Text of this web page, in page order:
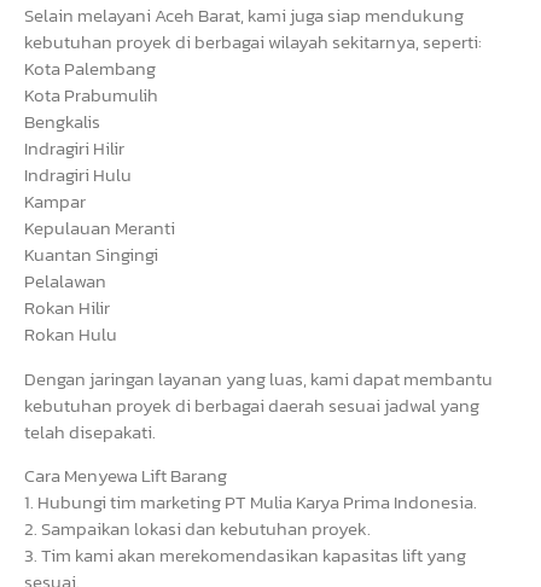
Selain melayani Aceh Barat, kami juga siap mendukung
kebutuhan proyek di berbagai wilayah sekitarnya, seperti:
Kota Palembang
Kota Prabumulih
Bengkalis
Indragiri Hilir
Indragiri Hulu
Kampar
Kepulauan Meranti
Kuantan Singingi
Pelalawan
Rokan Hilir
Rokan Hulu
Dengan jaringan layanan yang luas, kami dapat membantu
kebutuhan proyek di berbagai daerah sesuai jadwal yang
telah disepakati.
Cara Menyewa Lift Barang
1. Hubungi tim marketing PT Mulia Karya Prima Indonesia.
2. Sampaikan lokasi dan kebutuhan proyek.
3. Tim kami akan merekomendasikan kapasitas lift yang